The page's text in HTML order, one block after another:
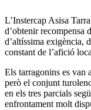
L’Instercap Asisa
d’obtenir recompensa
d’altíssima exigència,
constant de l’afició
Els tarragonins es van
però el conjunt
en els tres parcials
enfrontament molt